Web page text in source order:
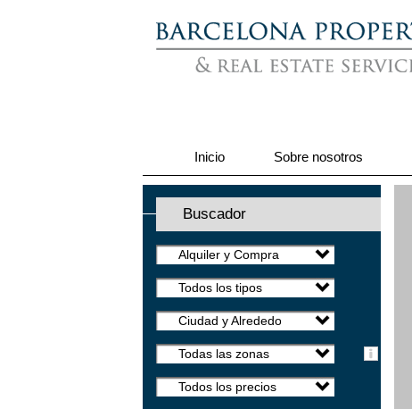
Inicio Sobre nosotros
Buscador
Alquiler y Compra
Todos los tipos
Ciudad y Alrededores
Todas las zonas
Todos los precios